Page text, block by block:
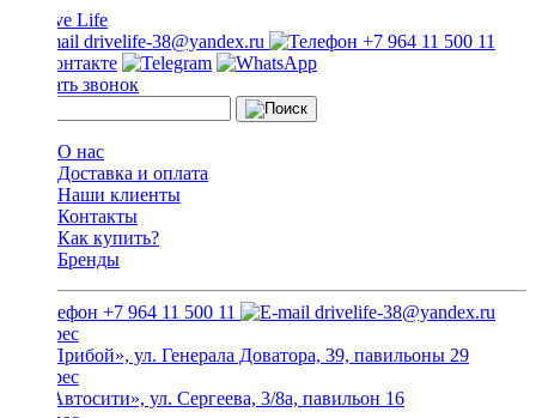
drivelife-38@yandex.ru +7 964 11 500 11
Заказать звонок
О нас
Доставка и оплата
Наши клиенты
Контакты
Как купить?
Бренды
+7 964 11 500 11 drivelife-38@yandex.ru
ТЦ «Прибой», ул. Генерала Доватора, 39, павильоны 29
ТЦ «Автосити», ул. Сергеева, 3/8а, павильон 16